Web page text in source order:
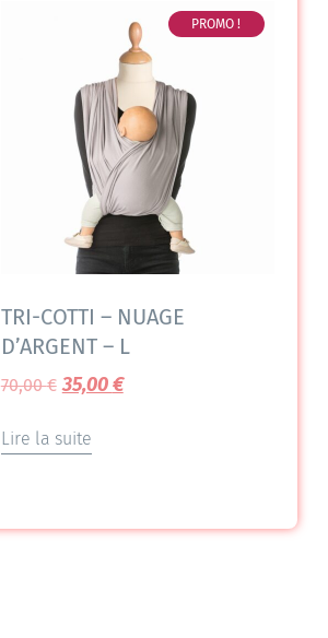
PROMO !
TRI-COTTI – NUAGE
D’ARGENT – L
70,00€ 35,00€
Lire la suite